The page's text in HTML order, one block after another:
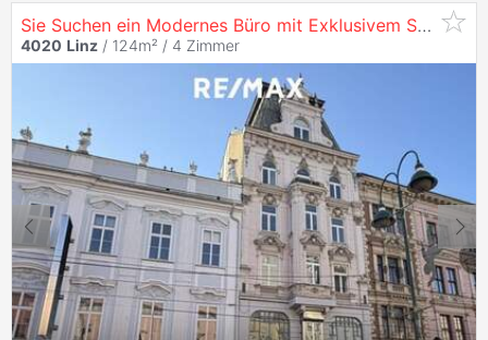
Sie Suchen ein Modernes Büro mit Exklusivem Standortcharakter? da Wäre Doch der
4020 Linz / 124m² / 4 Zimmer